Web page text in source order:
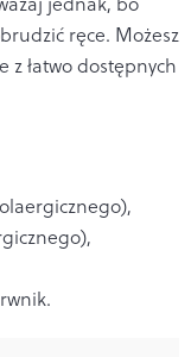
ręce. Możesz
z łatwo dostępnych